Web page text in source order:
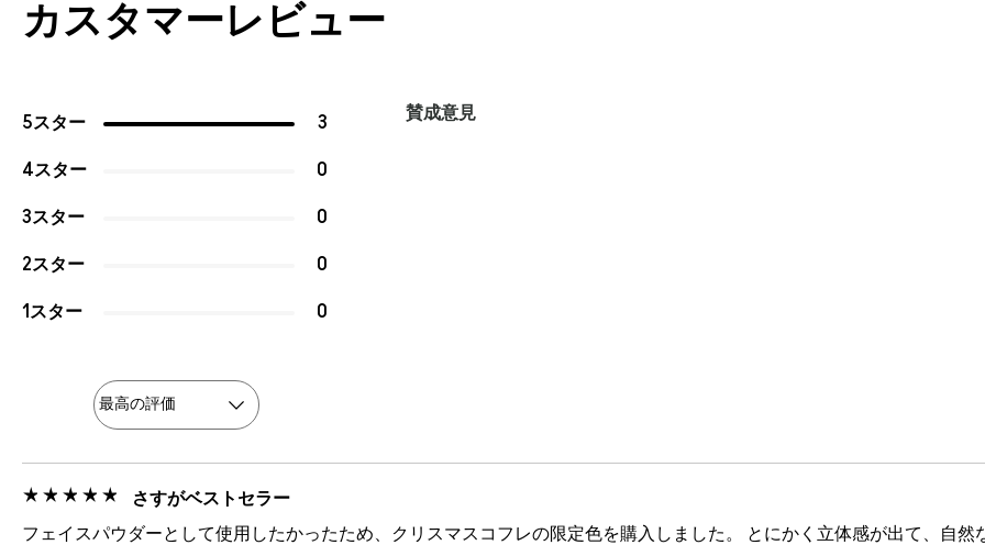
カスタマーレビュー
5スター 3
4スター 0
3スター 0
2スター 0
1スター 0
賛成意見
さすがベストセラー
フェイスパウダーとして使用したかったため、クリスマスコフレの限定色を購入しました。 とにかく立体感が出て、自然